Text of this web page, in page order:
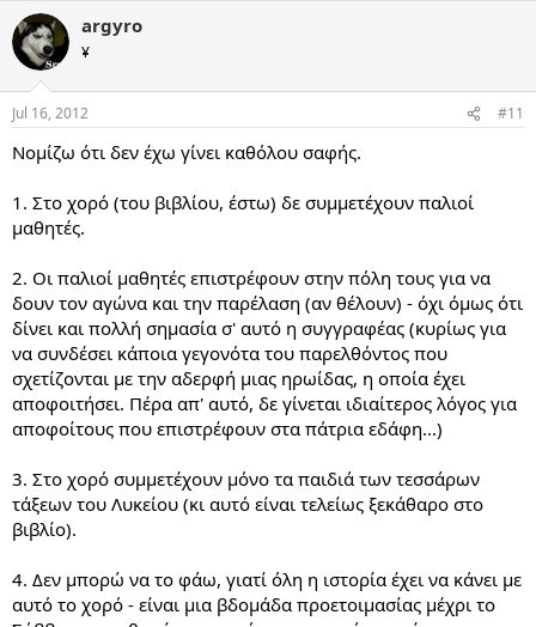
argyro
¥
Jul 16, 2012 #11
Νομίζω ότι δεν έχω γίνει καθόλου σαφής.
1. Στο χορό (του βιβλίου, έστω) δε συμμετέχουν παλιοί
μαθητές.
2. Οι παλιοί μαθητές επιστρέφουν στην πόλη τους για να
δουν τον αγώνα και την παρέλαση (αν θέλουν) - όχι όμως ότι
δίνει και πολλή σημασία σ' αυτό η συγγραφέας (κυρίως για
να συνδέσει κάποια γεγονότα του παρελθόντος που
σχετίζονται με την αδερφή μιας ηρωίδας, η οποία έχει
αποφοιτήσει. Πέρα απ' αυτό, δε γίνεται ιδιαίτερος λόγος για
αποφοίτους που επιστρέφουν στα πάτρια εδάφη...)
3. Στο χορό συμμετέχουν μόνο τα παιδιά των τεσσάρων
τάξεων του Λυκείου (κι αυτό είναι τελείως ξεκάθαρο στο
βιβλίο).
4. Δεν μπορώ να το φάω, γιατί όλη η ιστορία έχει να κάνει με
αυτό το χορό - είναι μια βδομάδα προετοιμασίας μέχρι το